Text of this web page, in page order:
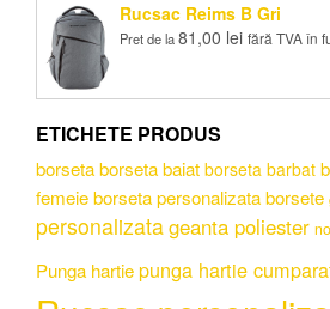
Rucsac Reims B Gri
Pret de la81,00 lei fără TVA în
ETICHETE PRODUS
borsetaborseta baiat borseta barbat
femeieborseta personalizataborsete
personalizatageanta poliester
Punga hartiepunga hartie